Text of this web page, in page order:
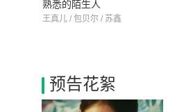
熟悉的陌生人
王真儿 / 包贝尔 / 苏鑫
预告花絮